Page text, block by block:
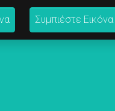
Συμπιέστε Εικόνα